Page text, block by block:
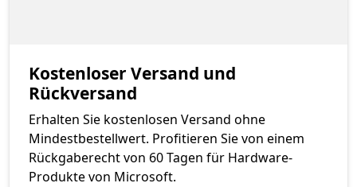
Kostenloser Versand und
Rückversand
Erhalten Sie kostenlosen Versand ohne
Mindestbestellwert. Profitieren Sie von einem
Rückgaberecht von 60 Tagen für Hardware-
Produkte von Microsoft.